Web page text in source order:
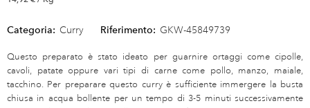
Categoria: Curry Riferimento: GKW-45849739
Questo preparato è stato ideato per guarnire ortaggi come cipolle,
cavoli, patate oppure vari tipi di carne come pollo, manzo, maiale,
tacchino. Per preparare questo curry è sufficiente immergere la busta
chiusa in acqua bollente per un tempo di 3-5 minuti successivamente